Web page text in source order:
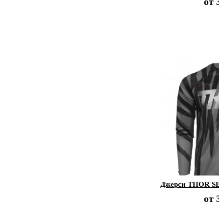
Джерси THOR
от